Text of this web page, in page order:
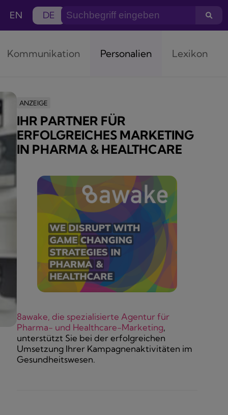
EN DE
Kommunikation Personalien Lexikon
ANZEIGE
IHR PARTNER FÜR
ERFOLGREICHES MARKETING
IN PHARMA & HEALTHCARE
8awake, die spezialisierte Agentur für
Pharma- und Healthcare-Marketing,
unterstützt Sie bei der erfolgreichen
Umsetzung Ihrer Kampagnenaktivitäten im
Gesundheitswesen.